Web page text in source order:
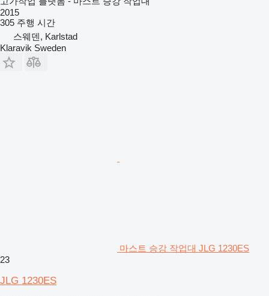
2015
305 주행 시간
스웨덴, Karlstad
Klaravik Sweden
마스트 승강 작업대 JLG 1230ES
23
JLG 1230ES